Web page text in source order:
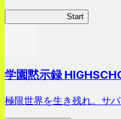
Start
学園黙示録
極限世界を生き残れ。サ